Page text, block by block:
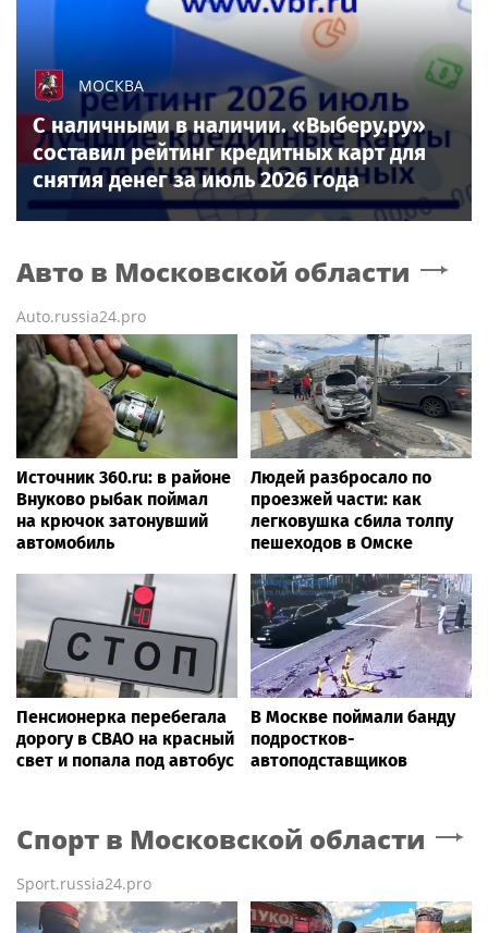
МОСКВА
С наличными в наличии. «Выберу.ру»
составил рейтинг кредитных карт для
снятия денег за июль 2026 года
Авто в Московской области
Auto.russia24.pro
Источник 360.ru: в районе
Внуково рыбак поймал
на крючок затонувший
автомобиль
Людей разбросало по
проезжей части: как
легковушка сбила толпу
пешеходов в Омске
Пенсионерка перебегала
дорогу в СВАО на красный
свет и попала под автобус
В Москве поймали банду
подростков-
автоподставщиков
Спорт в Московской области
Sport.russia24.pro